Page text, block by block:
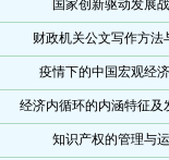
国家创新驱动发展
财政机关公文写作方法
疫情下的中国宏观经
经济内循环的内涵特征及
知识产权的管理与